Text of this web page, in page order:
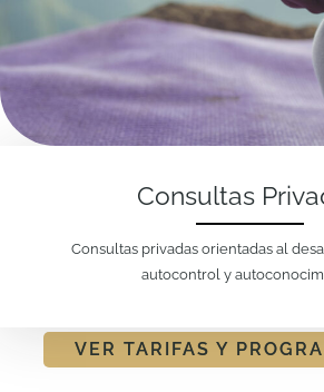
Consultas
Consultas privadas orientadas al
autocontrol y
VER TARIFAS Y